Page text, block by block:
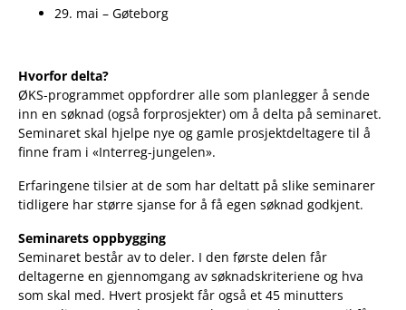
29. mai – Gøteborg
Hvorfor delta?
ØKS-programmet oppfordrer alle som planlegger å sende
inn en søknad (også forprosjekter) om å delta på seminaret.
Seminaret skal hjelpe nye og gamle prosjektdeltagere til å
finne fram i «Interreg-jungelen».
Erfaringene tilsier at de som har deltatt på slike seminarer
tidligere har større sjanse for å få egen søknad godkjent.
Seminarets oppbygging
Seminaret består av to deler. I den første delen får
deltagerne en gjennomgang av søknadskriteriene og hva
som skal med. Hvert prosjekt får også et 45 minutters